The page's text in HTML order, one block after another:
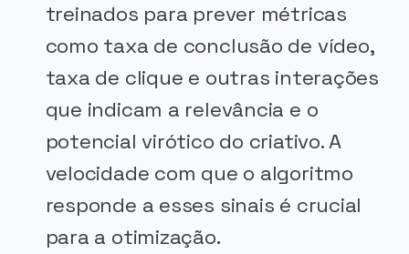
treinados para prever métricas
como taxa de conclusão de vídeo,
taxa de clique e outras interações
que indicam a relevância e o
potencial virótico do criativo. A
velocidade com que o algoritmo
responde a esses sinais é crucial
para a otimização.